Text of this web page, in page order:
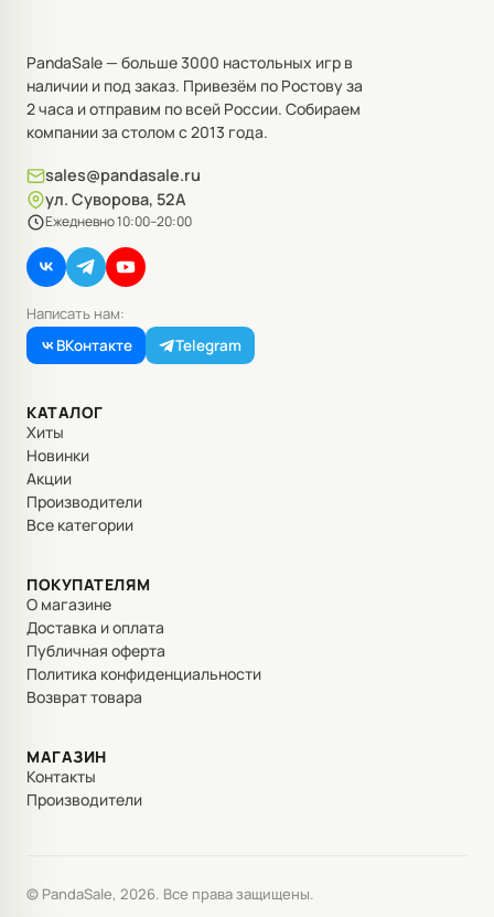
PandaSale — больше 3000 настольных игр в
наличии и под заказ. Привезём по Ростову за
2 часа и отправим по всей России. Собираем
компании за столом с 2013 года.
sales@pandasale.ru
ул. Суворова, 52А
Ежедневно 10:00–20:00
Написать нам:
ВКонтакте
Telegram
КАТАЛОГ
Хиты
Новинки
Акции
Производители
Все категории
ПОКУПАТЕЛЯМ
О магазине
Доставка и оплата
Публичная оферта
Политика конфиденциальности
Возврат товара
МАГАЗИН
Контакты
Производители
© PandaSale, 2026. Все права защищены.